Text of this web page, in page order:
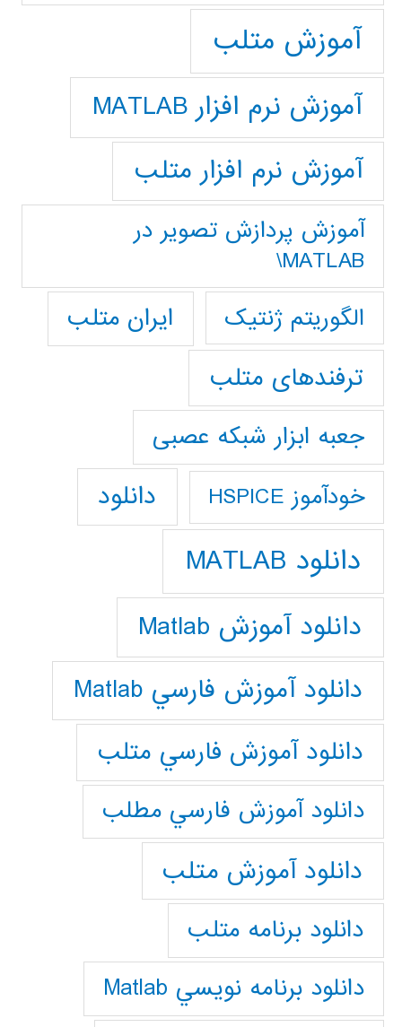
آموزش متلب
آموزش نرم افزار MATLAB
آموزش نرم افزار متلب
آموزش پردازش تصوير در
MATLAB\
الگوریتم ژنتیک
ایران متلب
ترفندهای متلب
جعبه ابزار شبکه عصبی
خودآموز HSPICE دانلود
دانلود MATLAB
دانلود آموزش Matlab
دانلود آموزش فارسي Matlab
دانلود آموزش فارسي متلب
دانلود آموزش فارسي مطلب
دانلود آموزش متلب
دانلود برنامه متلب
دانلود برنامه نويسي Matlab